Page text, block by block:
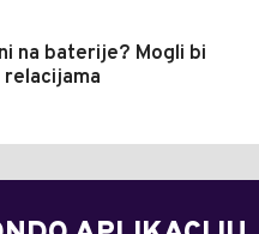
na baterije? Mogli bi